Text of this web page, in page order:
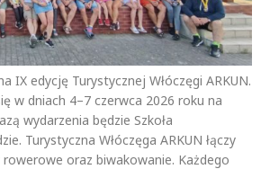
IX edycję Turystycznej Włóczęgi ARKUN.
w dniach 4–7 czerwca 2026 roku na
wydarzenia będzie Szkoła
Turystyczna Włóczęga ARKUN łączy
oraz biwakowanie. Każdego